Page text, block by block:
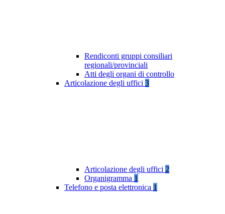
Rendiconti gruppi consiliari
regionali/provinciali
Atti degli organi di controllo
Articolazione degli uffici 3
Articolazione degli uffici 2
Organigramma 1
Telefono e posta elettronica 1